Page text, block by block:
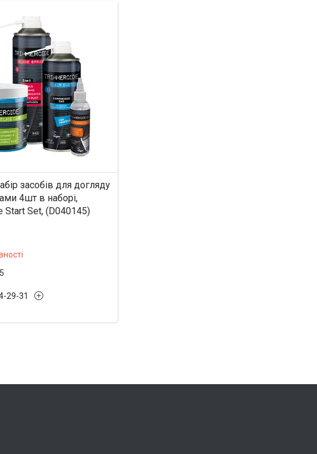
засобів для догляду
4шт в наборі,
Start Set, (D040145)
29-31